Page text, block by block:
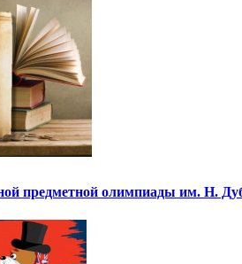
предметной олимпиады им. Н.